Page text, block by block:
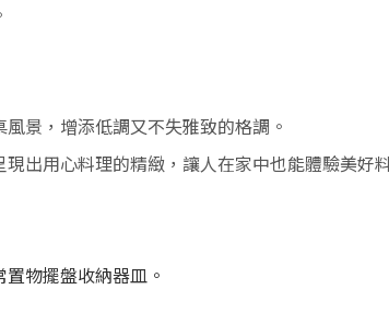
景，增添低調又不失雅致的格調。
出用心料理的精緻，讓人在家中也能體驗美好
置物擺盤收納器皿。